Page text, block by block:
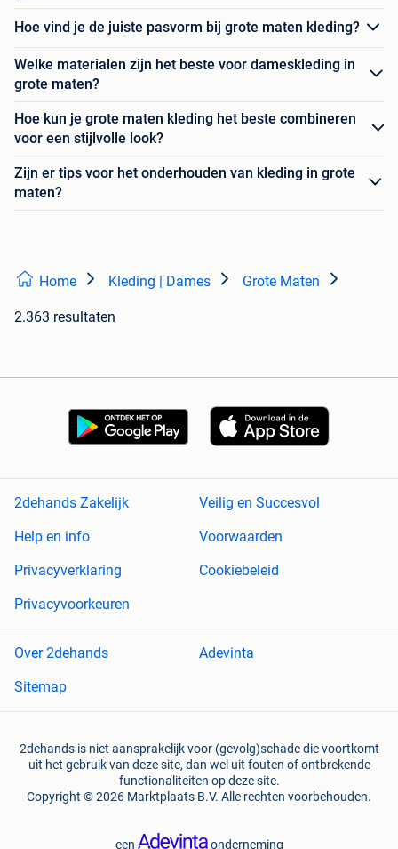
Hoe vind je de juiste pasvorm bij grote maten kleding?
Welke materialen zijn het beste voor dameskleding in
grote maten?
Hoe kun je grote maten kleding het beste combineren
voor een stijlvolle look?
Zijn er tips voor het onderhouden van kleding in grote
maten?
Home Kleding | Dames Grote Maten
2.363 resultaten
2dehands Zakelijk
Veilig en Succesvol
Help en info
Voorwaarden
Privacyverklaring
Cookiebeleid
Privacyvoorkeuren
Over 2dehands
Adevinta
Sitemap
2dehands is niet aansprakelijk voor (gevolg)schade die voortkomt
uit het gebruik van deze site, dan wel uit fouten of ontbrekende
functionaliteiten op deze site.
Copyright © 2026 Marktplaats B.V. Alle rechten voorbehouden.
een onderneming